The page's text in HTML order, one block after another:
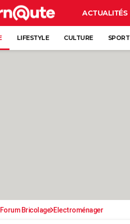
ACTUALITÉS
LIFESTYLE CULTURE SPORT
Forum Bricolage Electroménager